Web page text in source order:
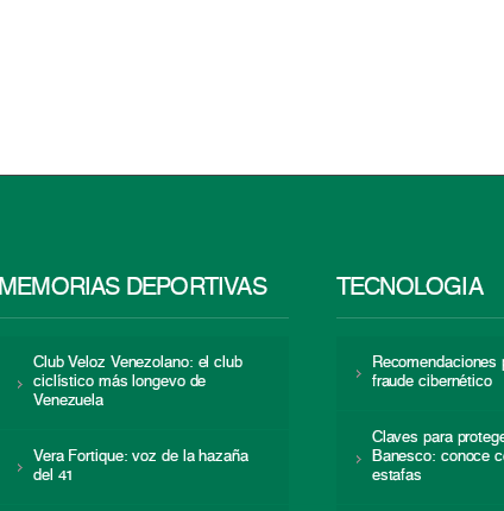
MEMORIAS DEPORTIVAS
Club Veloz Venezolano: el club
ciclístico más longevo de
Venezuela
Vera Fortique: voz de la hazaña
del 41
TECNOLOGÍA
Recomendaciones
fraude cibernético
Claves para
Banesco: conoce
estafas